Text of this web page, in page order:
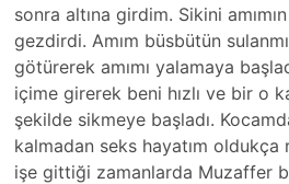
sonra altına girdim. Sikini
gezdirdi. Amım büsbütün
götürerek amımı yalamaya
içime girerek beni hızlı ve bir o
şekilde sikmeye başladı.
kalmadan seks hayatım
işe gittiği zamanlarda Muzaffer